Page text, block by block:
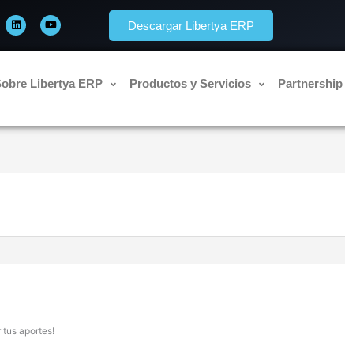
i
n
k
e
n
o
u
t
u
Descargar Libertya ERP
Libertya ERP Productos y Servicios Partnership
aportes!